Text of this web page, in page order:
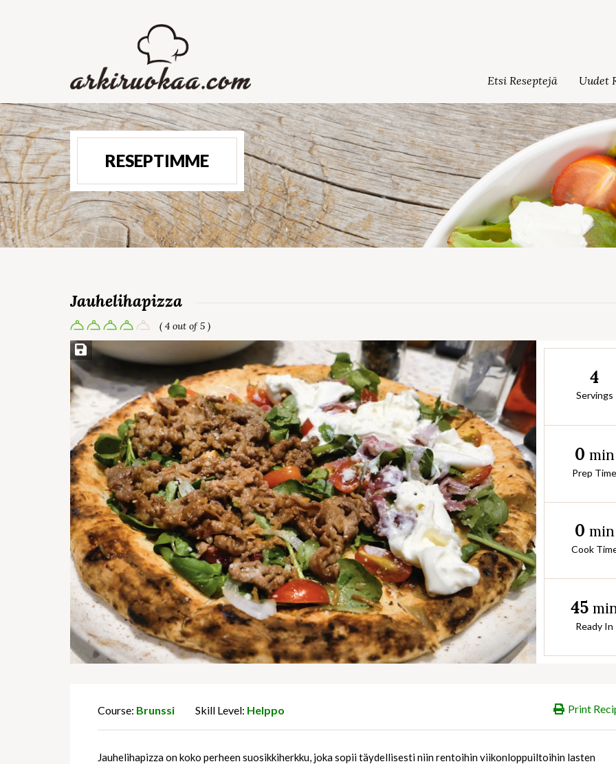
Etsi Reseptejä Uudet
RESEPTIMME
Jauhelihapizza
( 4 out of 5 )
Save Recipe
4
Servings
0 min
Prep
0 min
Cook
45
Ready In
Print
Course: Brunssi Skill Level: Helppo
Jauhelihapizza on koko perheen suosikkiherkku, joka sopii täydellisesti niin rentoihin viikonloppuiltoihin lasten